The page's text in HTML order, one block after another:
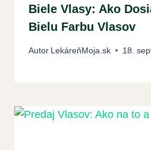
Biele Vlasy: Ako
Bielu Farbu Vlasov
Autor LekáreňMoja.sk 18.